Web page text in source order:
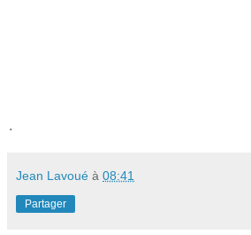
.
Jean Lavoué à 08:41
Partager